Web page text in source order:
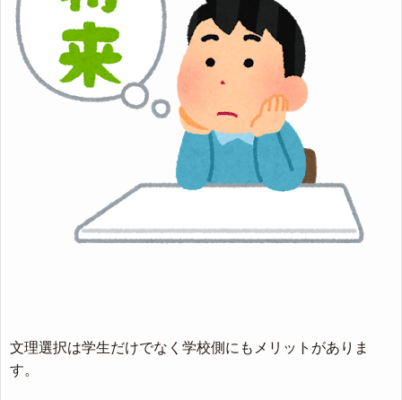
文理選択は学生だけでなく学校側にもメリットがありま
す。